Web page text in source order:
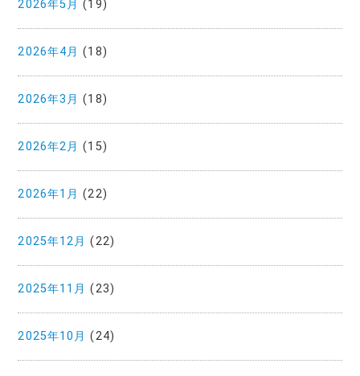
2026年5月 (19)
2026年4月 (18)
2026年3月 (18)
2026年2月 (15)
2026年1月 (22)
2025年12月 (22)
2025年11月 (23)
2025年10月 (24)